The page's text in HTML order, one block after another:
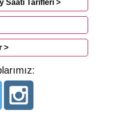
Saati Tarifleri >
>